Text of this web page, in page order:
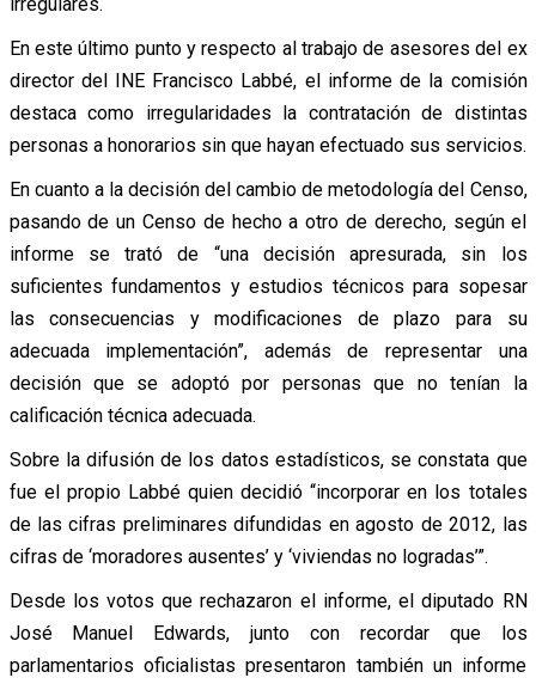
En este último punto y respecto al trabajo de asesores del ex
director del INE Francisco Labbé, el informe de la comisión
destaca como irregularidades la contratación de distintas
personas a honorarios sin que hayan efectuado sus servicios.
En cuanto a la decisión del cambio de metodología del Censo,
pasando de un Censo de hecho a otro de derecho, según el
informe se trató de “una decisión apresurada, sin los
suficientes fundamentos y estudios técnicos para sopesar
las consecuencias y modificaciones de plazo para su
adecuada implementación”, además de representar una
decisión que se adoptó por personas que no tenían la
calificación técnica adecuada.
Sobre la difusión de los datos estadísticos, se constata que
fue el propio Labbé quien decidió “incorporar en los totales
de las cifras preliminares difundidas en agosto de 2012, las
cifras de ‘moradores ausentes’ y ‘viviendas no logradas’”.
Desde los votos que rechazaron el informe, el diputado RN
José Manuel Edwards, junto con recordar que los
parlamentarios oficialistas presentaron también un informe